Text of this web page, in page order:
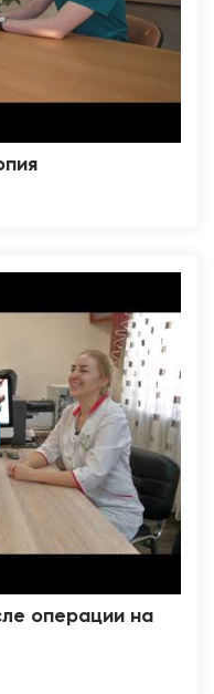
операции на